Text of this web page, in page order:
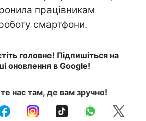
працівникам
смартфони.
головне! Підпишіться на
оновлення в Google!
нас там, де вам зручно!